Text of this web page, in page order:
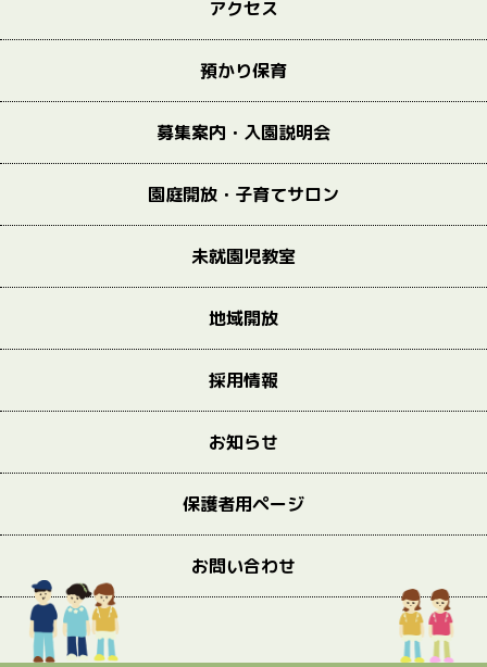
アクセス
預かり保育
募集案内・入園説明会
園庭開放・子育てサロン
未就園児教室
地域開放
採用情報
お知らせ
保護者用ページ
お問い合わせ